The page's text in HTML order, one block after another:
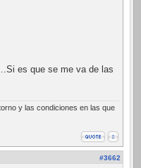
es que se me va de las
y las condiciones en las que
#3662